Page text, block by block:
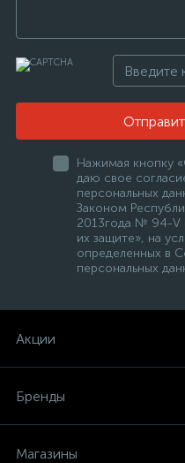
Нажимая кнопку
даю свое
персональных
Законом
2013года № 94-V
их защите», на
определенных в
персональных
Акции
Бренды
Магазины